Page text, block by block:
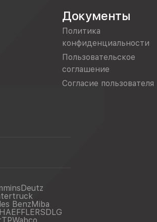
Документы
Политика
конфиденциальности
Пользовательское
соглашение
Согласие пользователя
Deutz
BenzMiba
SDLG